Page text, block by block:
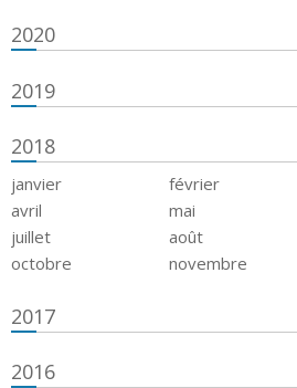
2020
2019
2018
janvier février
avril
mai
juillet
août
octobre
novembre
2017
2016